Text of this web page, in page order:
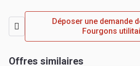
Déposer une demande
Fourgons
Offres similaires